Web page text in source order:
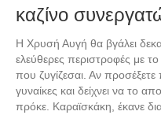
καζίνο
Η Χρυσή Αυγή θα βγάλει
ελεύθερες περιστροφές με
που ζυγίζεσαι. Αν προσέξετε
γυναίκες και δείχνει να το
πρόκε. Καραϊσκάκη, έκανε